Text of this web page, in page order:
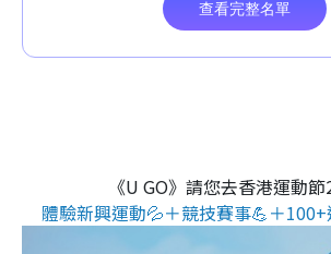
《U GO》請您去香港運動節
體驗新興運動💦＋競技賽事💪＋